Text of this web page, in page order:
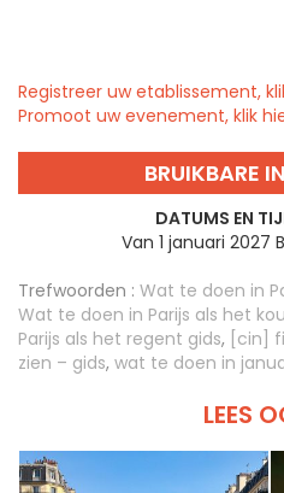
Registreer uw etablissement,
Promoot uw evenement, klik
BRUIKBARE
DATUMS EN
Van 1 januari 2027
Trefwoorden : Wat te doen in
Wat te doen in Parijs als het
Parijs als het regent gids, [cin]
zien – gids, wat te doen in
LEES